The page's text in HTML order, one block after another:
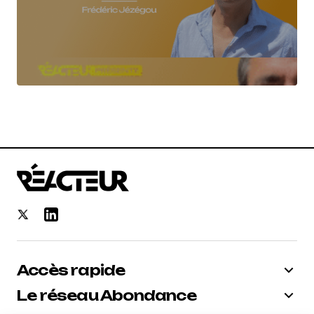
Répondre
Accès rapide
Le réseau Abondance